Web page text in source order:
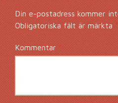
Din e-postadress kommer
Obligatoriska fält är märkta*
Kommentar*